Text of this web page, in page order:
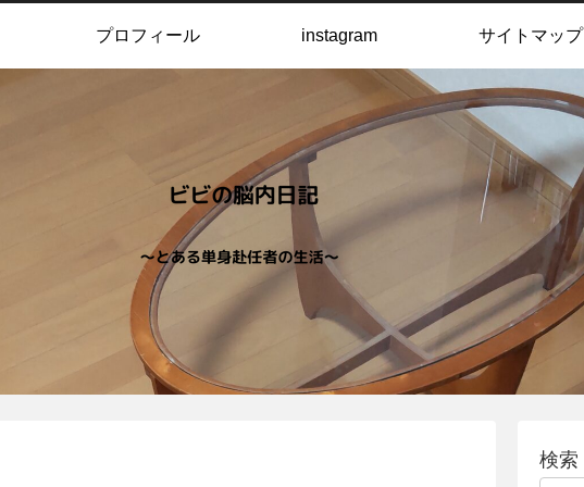
プロフィール instagram サイトマップ
検索